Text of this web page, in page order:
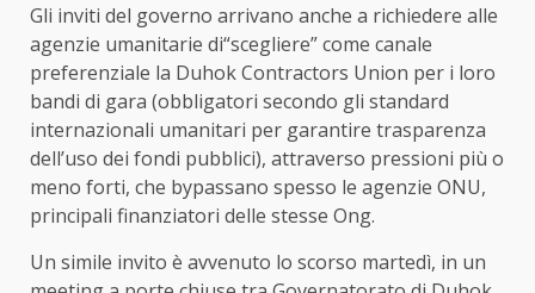
Gli inviti del governo arrivano anche a richiedere alle
agenzie umanitarie di“scegliere” come canale
preferenziale la Duhok Contractors Union per i loro
bandi di gara (obbligatori secondo gli standard
internazionali umanitari per garantire trasparenza
dell’uso dei fondi pubblici), attraverso pressioni più o
meno forti, che bypassano spesso le agenzie ONU,
principali finanziatori delle stesse Ong.
Un simile invito è avvenuto lo scorso martedì, in un